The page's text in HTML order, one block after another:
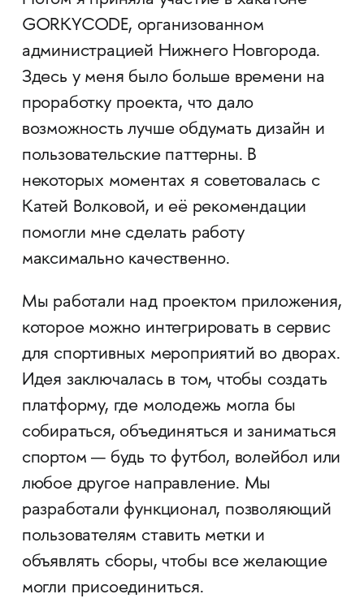
GORKYCODE, организованном
администрацией Нижнего Новгорода.
Здесь у меня было больше времени на
проработку проекта, что дало
возможность лучше обдумать дизайн и
пользовательские паттерны. В
некоторых моментах я советовалась с
Катей Волковой, и её рекомендации
помогли мне сделать работу
максимально качественно.
Мы работали над проектом приложения,
которое можно интегрировать в сервис
для спортивных мероприятий во дворах.
Идея заключалась в том, чтобы создать
платформу, где молодежь могла бы
собираться, объединяться и заниматься
спортом — будь то футбол, волейбол или
любое другое направление. Мы
разработали функционал, позволяющий
пользователям ставить метки и
объявлять сборы, чтобы все желающие
могли присоединиться.